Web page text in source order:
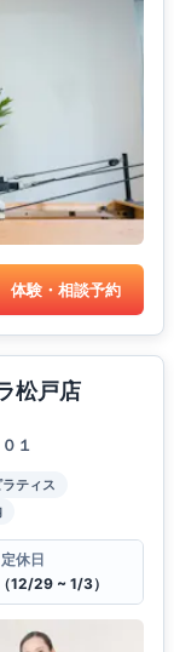
体験・相談予約
松戸店
１
ティス
定休日
12/29 ~ 1/3）